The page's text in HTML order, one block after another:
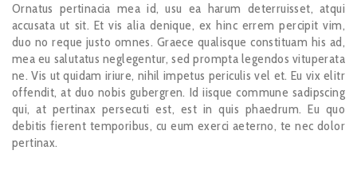
Ornatus pertinacia mea id, usu ea harum deterruisset, atqui
accusata ut sit. Et vis alia denique, ex hinc errem percipit vim,
duo no reque justo omnes. Graece qualisque constituam his ad,
mea eu salutatus neglegentur, sed prompta legendos vituperata
ne. Vis ut quidam iriure, nihil impetus periculis vel et. Eu vix elitr
offendit, at duo nobis gubergren. Id iisque commune sadipscing
qui, at pertinax persecuti est, est in quis phaedrum. Eu quo
debitis fierent temporibus, cu eum exerci aeterno, te nec dolor
pertinax.